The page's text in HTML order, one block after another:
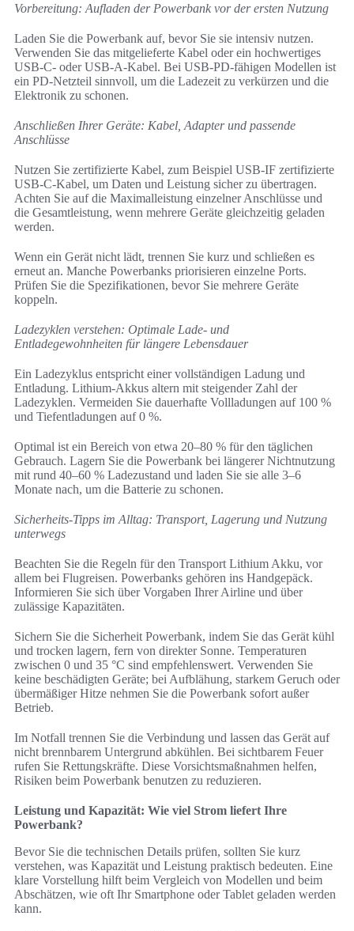
Vorbereitung: Aufladen der Powerbank vor der ersten Nutzung
Laden Sie die Powerbank auf, bevor Sie sie intensiv nutzen.
Verwenden Sie das mitgelieferte Kabel oder ein hochwertiges
USB-C- oder USB-A-Kabel. Bei USB-PD-fähigen Modellen ist
ein PD-Netzteil sinnvoll, um die Ladezeit zu verkürzen und die
Elektronik zu schonen.
Anschließen Ihrer Geräte: Kabel, Adapter und passende
Anschlüsse
Nutzen Sie zertifizierte Kabel, zum Beispiel USB-IF zertifizierte
USB-C-Kabel, um Daten und Leistung sicher zu übertragen.
Achten Sie auf die Maximalleistung einzelner Anschlüsse und
die Gesamtleistung, wenn mehrere Geräte gleichzeitig geladen
werden.
Wenn ein Gerät nicht lädt, trennen Sie kurz und schließen es
erneut an. Manche Powerbanks priorisieren einzelne Ports.
Prüfen Sie die Spezifikationen, bevor Sie mehrere Geräte
koppeln.
Ladezyklen verstehen: Optimale Lade- und
Entladegewohnheiten für längere Lebensdauer
Ein Ladezyklus entspricht einer vollständigen Ladung und
Entladung. Lithium-Akkus altern mit steigender Zahl der
Ladezyklen. Vermeiden Sie dauerhafte Vollladungen auf 100 %
und Tiefentladungen auf 0 %.
Optimal ist ein Bereich von etwa 20–80 % für den täglichen
Gebrauch. Lagern Sie die Powerbank bei längerer Nichtnutzung
mit rund 40–60 % Ladezustand und laden Sie sie alle 3–6
Monate nach, um die Batterie zu schonen.
Sicherheits-Tipps im Alltag: Transport, Lagerung und Nutzung
unterwegs
Beachten Sie die Regeln für den Transport Lithium Akku, vor
allem bei Flugreisen. Powerbanks gehören ins Handgepäck.
Informieren Sie sich über Vorgaben Ihrer Airline und über
zulässige Kapazitäten.
Sichern Sie die Sicherheit Powerbank, indem Sie das Gerät kühl
und trocken lagern, fern von direkter Sonne. Temperaturen
zwischen 0 und 35 °C sind empfehlenswert. Verwenden Sie
keine beschädigten Geräte; bei Aufblähung, starkem Geruch oder
übermäßiger Hitze nehmen Sie die Powerbank sofort außer
Betrieb.
Im Notfall trennen Sie die Verbindung und lassen das Gerät auf
nicht brennbarem Untergrund abkühlen. Bei sichtbarem Feuer
rufen Sie Rettungskräfte. Diese Vorsichtsmaßnahmen helfen,
Risiken beim Powerbank benutzen zu reduzieren.
Leistung und Kapazität: Wie viel Strom liefert Ihre
Powerbank?
Bevor Sie die technischen Details prüfen, sollten Sie kurz
verstehen, was Kapazität und Leistung praktisch bedeuten. Eine
klare Vorstellung hilft beim Vergleich von Modellen und beim
Abschätzen, wie oft Ihr Smartphone oder Tablet geladen werden
kann.